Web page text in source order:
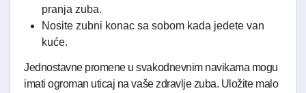
pranja zuba.
Nosite zubni konac sa sobom kada jedete van
kuće.
Jednostavne promene u svakodnevnim navikama mogu
imati ogroman uticaj na vaše zdravlje zuba. Uložite malo